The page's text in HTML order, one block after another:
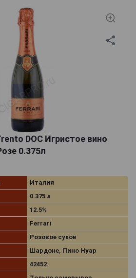
DOC Игристое вино
0.375л
Италия
0.375 л
12.5%
Ferrari
Розовое сухое
Шардоне, Пино Нуар
42452